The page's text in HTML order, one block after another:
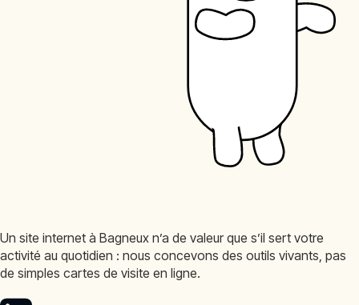
Un site internet à Bagneux n’a de valeur que s’il sert votre
activité au quotidien : nous concevons des outils vivants, pas
de simples cartes de visite en ligne.